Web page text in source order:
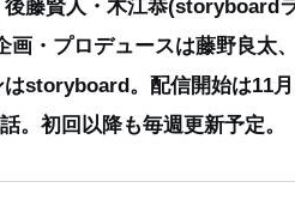
後藤賢人・木江恭(storyboard
画・プロデュースは藤野良太
storyboard。配信開始は11月
。初回以降も毎週更新予定。